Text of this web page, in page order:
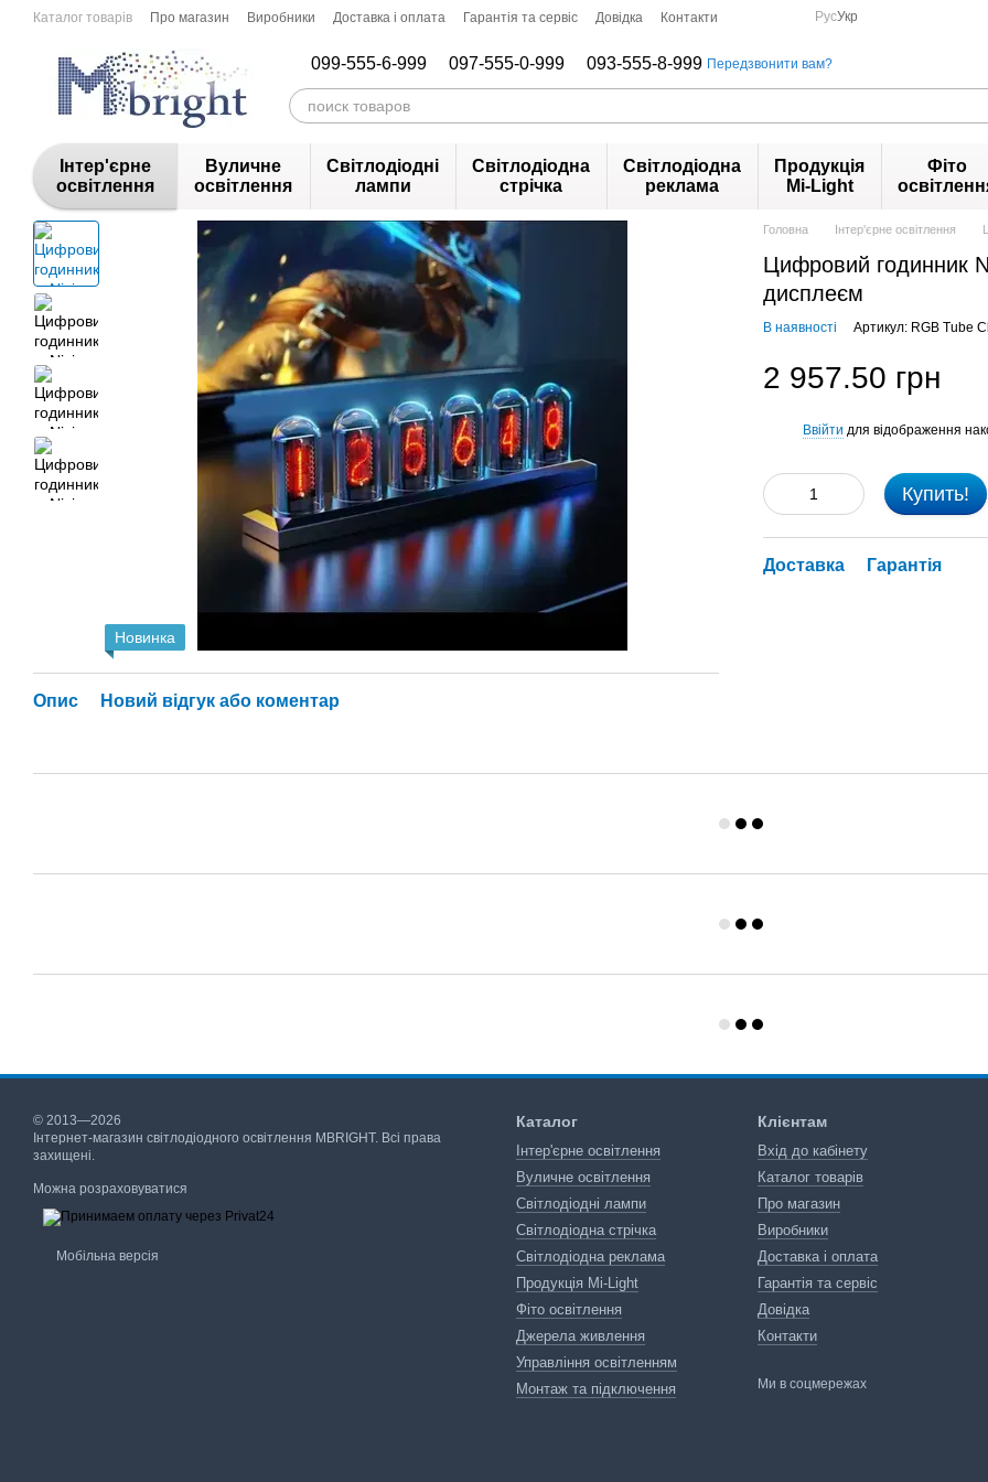
Перейти до основного контенту
Каталог товарів Про магазин Виробники Доставка і оплата Гарантія та сервіс Довідка Контакти РусУкр
099-555-6-999 097-555-0-999 093-555-8-999 Передзвонити вам?
Інтер'єрне
освітлення
Вуличне
освітлення
Світлодіодні
лампи
Світлодіодна
стрічка
Світлодіодна
реклама
Продукція
Mi-Light
Фіто
Новинка
Опис Новий відгук або коментар
Головна Інтер'єрне освітлення
Цифровий годинник
дисплеєм
В наявності Артикул: RGB Tube
2 957.50 грн
Ввійти для відображення
Купить!
Доставка Гарантія
© 2013—2026
Інтернет-магазин світлодіодного освітлення MBRIGHT. Всі права
захищені.
Можна розраховуватися
Мобільна версія
Каталог
Інтер'єрне освітлення
Вуличне освітлення
Світлодіодні лампи
Світлодіодна стрічка
Світлодіодна реклама
Продукція Mi-Light
Фіто освітлення
Джерела живлення
Управління освітленням
Монтаж та підключення
Клієнтам
Вхід до кабінету
Каталог товарів
Про магазин
Виробники
Доставка і оплата
Гарантія та сервіс
Довідка
Контакти
Ми в соцмережах